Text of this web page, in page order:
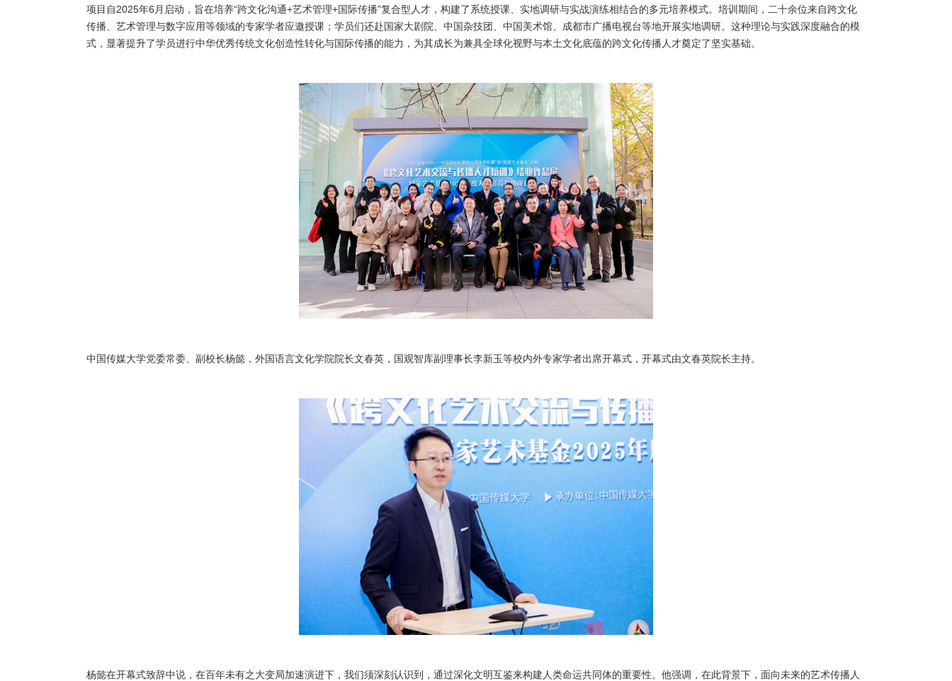
项目自2025年6月启动，旨在培养“跨文化沟通+艺术管理+国际传播”复合型人才，构建了系统授课、实地调研与实战演练相结合的多元培养模式。培训期间，二十余位来自跨文化
传播、艺术管理与数字应用等领域的专家学者应邀授课；学员们还赴国家大剧院、中国杂技团、中国美术馆、成都市广播电视台等地开展实地调研。这种理论与实践深度融合的模
式，显著提升了学员进行中华优秀传统文化创造性转化与国际传播的能力，为其成长为兼具全球化视野与本土文化底蕴的跨文化传播人才奠定了坚实基础。
中国传媒大学党委常委、副校长杨懿，外国语言文化学院院长文春英，国观智库副理事长李新玉等校内外专家学者出席开幕式，开幕式由文春英院长主持。
杨懿在开幕式致辞中说，在百年未有之大变局加速演进下，我们须深刻认识到，通过深化文明互鉴来构建人类命运共同体的重要性。他强调，在此背景下，面向未来的艺术传播人